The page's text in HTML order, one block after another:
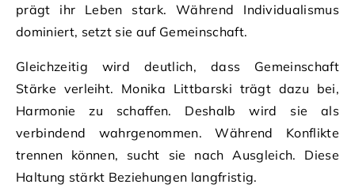
prägt ihr Leben stark. Während Individualismus
dominiert, setzt sie auf Gemeinschaft.
Gleichzeitig wird deutlich, dass Gemeinschaft
Stärke verleiht. Monika Littbarski trägt dazu bei,
Harmonie zu schaffen. Deshalb wird sie als
verbindend wahrgenommen. Während Konflikte
trennen können, sucht sie nach Ausgleich. Diese
Haltung stärkt Beziehungen langfristig.